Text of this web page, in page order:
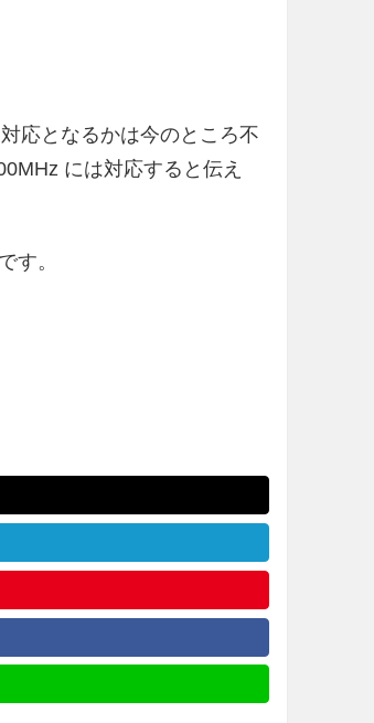
応となるかは今のところ不
には対応すると伝え
す。